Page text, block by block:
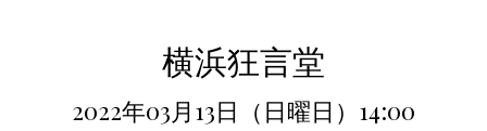
横浜狂言堂
2022年03月13日（日曜日）14:00